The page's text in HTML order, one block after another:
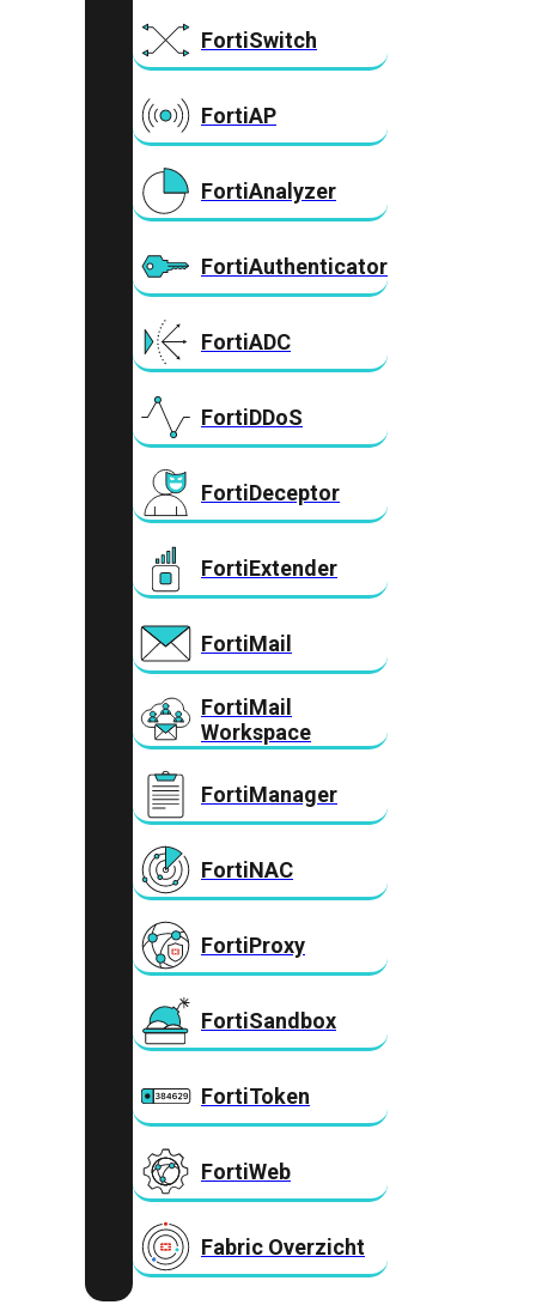
FortiSwitch
FortiAP
FortiAnalyzer
FortiAuthenticator
FortiADC
FortiDDoS
FortiDeceptor
FortiExtender
FortiMail
FortiMail
Workspace
FortiManager
FortiNAC
FortiProxy
FortiSandbox
FortiToken
FortiWeb
Fabric Overzicht